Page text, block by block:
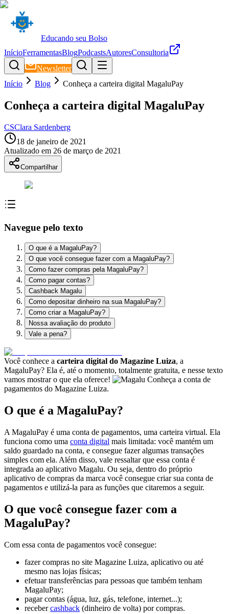
Educando seu Bolso
InícioFerramentasBlogPodcastsAutoresConsultoria
Newsletter
Início
Blog Conheça a carteira digital MagaluPay
Conheça a carteira digital MagaluPay
CSClara Sardenberg
18 de janeiro de 2021
Atualizado em 26 de março de 2021
Compartilhar
Navegue pelo texto
O que é a MagaluPay?
O que você consegue fazer com a MagaluPay?
Como fazer compras pela MagaluPay?
Como pagar contas?
Cashback Magalu
Como depositar dinheiro na sua MagaluPay?
Como criar a MagaluPay?
Nossa avaliação do produto
Vale a pena?
Você conhece a carteira digital do Magazine Luiza, a
MagaluPay? Ela é, até o momento, totalmente gratuita, e nesse texto
vamos mostrar o que ela oferece!
Conheça a conta de
pagamentos do Magazine Luiza.
O que é a MagaluPay?
A MagaluPay é uma conta de pagamentos, uma carteira virtual. Ela
funciona como uma conta digital mais limitada: você mantém um
saldo guardado na conta, e consegue fazer algumas transações
simples com ela. Além disso, vale ressaltar que essa conta é
integrada ao aplicativo Magalu. Ou seja, dentro do próprio
aplicativo de compras da marca você consegue criar sua conta de
pagamentos e utilizá-la para as funções que citaremos a seguir.
O que você consegue fazer com a
MagaluPay?
Com essa conta de pagamentos você consegue:
fazer compras no site Magazine Luiza, aplicativo ou até
mesmo nas lojas físicas;
efetuar transferências para pessoas que também tenham
MagaluPay;
pagar contas (água, luz, gás, telefone, internet...);
recebercashback (dinheiro de volta) por compras.